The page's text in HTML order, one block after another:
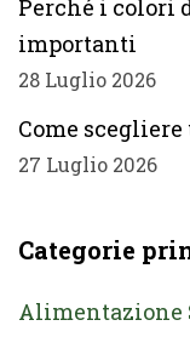
Perché i colori
importanti
28 Luglio 2026
Come
27 Luglio 2026
Categorie
Alimentazione